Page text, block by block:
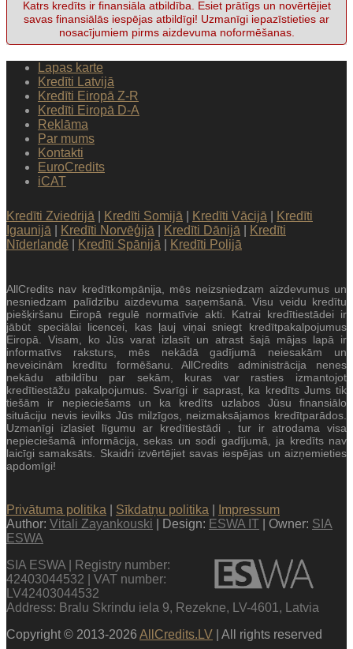
Katrs kredīts ir finansiāla atbildība. Esiet prātīgs un novērtējiet
savas finansiālās iespējas atbildīgi! Uzmanīgi iepazīstieties ar
nosacījumiem pirms aizdevuma noformēšanas.
Lapas karte
Kredīti Latvijā
Kredīti Eiropā Z-R
Kredīti Eiropā D-A
Reklāma
Par mums
Kontakti
EuroCredits
iCAT
Kredīti Zviedrijā Kredīti Somijā Kredīti Vācijā
Kredīti
Igaunijā
Kredīti Norvēģijā Kredīti Dānijā
Kredīti
Nīderlandē
Kredīti Spānijā Kredīti Polijā
AllCredits nav kredītkompānija, mēs neizsniedzam aizdevumus un
nesniedzam palīdzību aizdevuma saņemšanā. Visu veidu kredītu
piešķiršanu Eiropā regulē normatīvie akti. Katrai kredītiestādei ir
jābūt speciālai licencei, kas ļauj viņai sniegt kredītpakalpojumus
Eiropā. Visam, ko Jūs varat izlasīt un atrast šajā mājas lapā ir
informatīvs raksturs, mēs nekādā gadījumā neiesakām un
neveicinām kredītu formēšanu. AllCredits administrācija nenes
nekādu atbildību par sekām, kuras var rasties izmantojot
kredītiestāžu pakalpojumus. Svarīgi ir saprast, ka kredīts Jums tik
tiešām ir nepieciešams un ka kredīts uzlabos Jūsu finansiālo
situāciju nevis ievilks Jūs milzīgos, neizmaksājamos kredītparādos.
Uzmanīgi izlasiet līgumu ar kredītiestādi , tur ir atrodama visa
nepieciešamā informācija, sekas un sodi gadījumā, ja kredīts nav
laicīgi samaksāts. Skaidri izvērtējiet savas iespējas un aizņemieties
apdomīgi!
Privātuma politika Sīkdatņu politika
Impressum
Author: Vitali Zayankouski | Design: ESWA IT | Owner: SIA
ESWA
SIA ESWA | Registry number:
42403044532 | VAT number:
LV42403044532
Address: Bralu Skrindu iela 9, Rezekne, LV-4601, Latvia
Copyright © 2013-2026 AllCredits.LV | All rights reserved